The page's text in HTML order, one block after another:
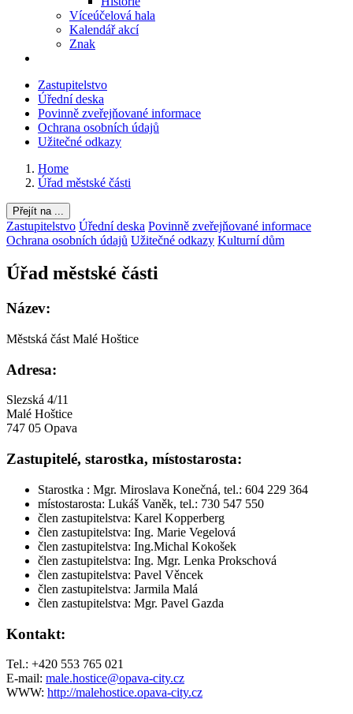
Víceúčelová hala
Kalendář akcí
Znak
Zastupitelstvo
Úřední deska
Povinně zveřejňované informace
Ochrana osobních údajů
Užitečné odkazy
Home
Úřad městské části
Přejít na ...
Zastupitelstvo Úřední deska Povinně zveřejňované informace
Ochrana osobních údajů Užitečné odkazy Kulturní dům
Úřad městské části
Název:
Městská část Malé Hoštice
Adresa:
Slezská 4/11
Malé Hoštice
747 05 Opava
Zastupitelé, starostka, místostarosta:
Starostka : Mgr. Miroslava Konečná, tel.: 604 229 364
místostarosta: Lukáš Vaněk, tel.: 730 547 550
člen zastupitelstva: Karel Kopperberg
člen zastupitelstva: Ing. Marie Vegelová
člen zastupitelstva: Ing.Michal Kokošek
člen zastupitelstva: Ing. Mgr. Lenka Prokschová
člen zastupitelstva: Pavel Věncek
člen zastupitelstva: Jarmila Malá
člen zastupitelstva: Mgr. Pavel Gazda
Kontakt:
Tel.: +420 553 765 021
E-mail: male.hostice@opava-city.cz
WWW: http://malehostice.opava-city.cz